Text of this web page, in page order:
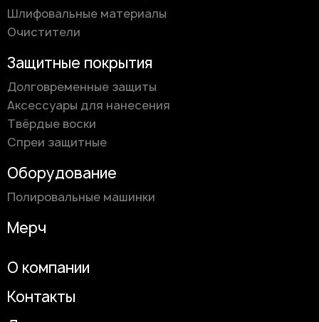
Шлифовальные материалы
Очистители
Защитные покрытия
Долговременные защиты
Аксессуары для нанесения
Твёрдые воски
Спреи защитные
Оборудование
Полировальные машинки
Мерч
О компании
Контакты